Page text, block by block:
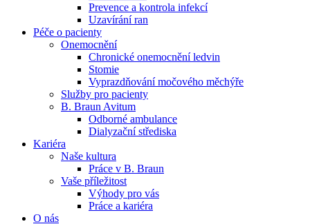
Prevence a kontrola infekcí
Uzavírání ran
Péče o pacienty
Onemocnění
Chronické onemocnění ledvin
Stomie
Vyprazdňování močového měchýře
Služby pro pacienty
B. Braun Avitum
Odborné ambulance
Dialyzační střediska
Kariéra
Naše kultura
Práce v B. Braun
Vaše příležitost​
Výhody pro vás
Práce a kariéra
O nás